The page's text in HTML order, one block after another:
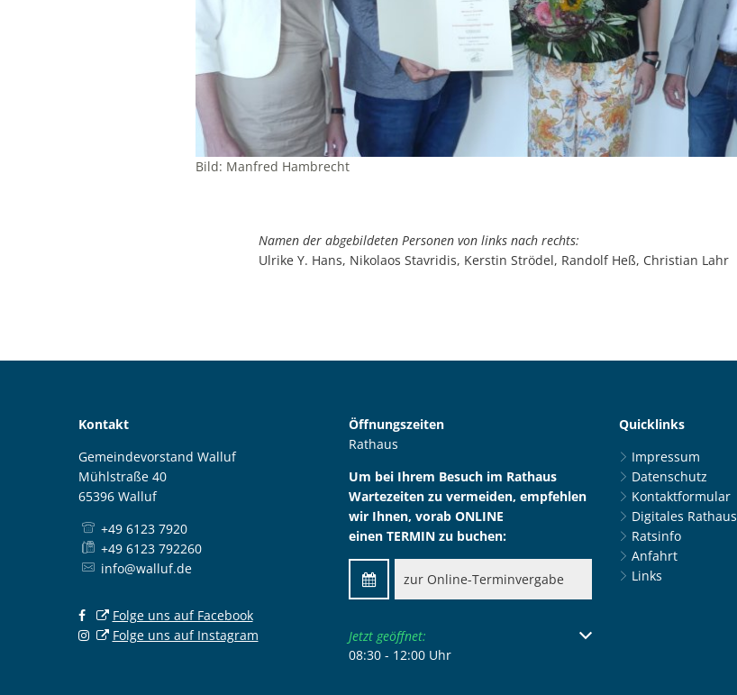
Bild: Manfred Hambrecht
Namen der abgebildeten Personen von links nach rechts:
Ulrike Y. Hans, Nikolaos Stavridis, Kerstin Strödel, Randolf Heß, Christian Lahr
Kontakt
Gemeindevorstand Walluf
Mühlstraße 40
65396 Walluf
+49 6123 7920
+49 6123 792260
info@walluf.de
Folge uns auf Facebook
Folge uns auf Instagram
Öffnungszeiten
Rathaus
Um bei Ihrem Besuch im Rathaus
Wartezeiten zu vermeiden, empfehlen
wir Ihnen, vorab ONLINE
einen TERMIN zu buchen:
zur Online-Terminvergabe
Klicken, um weitere Öffnungs- oder Schließzeiten auszublenden
Jetzt geöffnet:
08:30 - 12:00 Uhr
Quicklinks
Impressum
Datenschutz
Kontaktformular
Digitales Rathaus
Ratsinfo
Anfahrt
Links